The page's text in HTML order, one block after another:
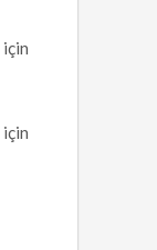
için
için